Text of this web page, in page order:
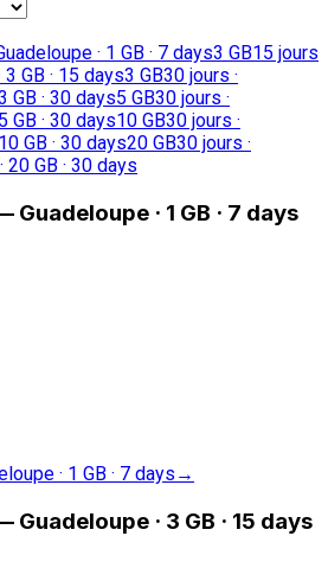
· 1 GB · 7 days3 GB15 jours
GB · 15 days3 GB30 jours ·
GB · 30 days5 GB30 jours ·
GB · 30 days10 GB30 jours ·
GB · 30 days20 GB30 jours ·
20 GB · 30 days
Guadeloupe · 1 GB · 7 days
· 1 GB · 7 days →
Guadeloupe · 3 GB · 15 days